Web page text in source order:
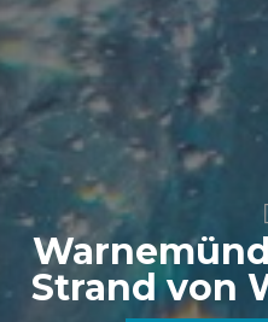
Strand von